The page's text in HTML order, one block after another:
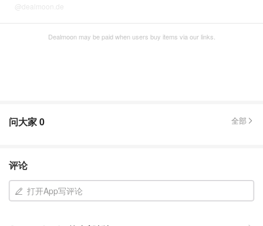
@dealmoon.de
Dealmoon may be paid when users buy items via our links.
问大家0 全部
评论
打开App写评论